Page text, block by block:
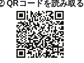
QRコードを読み取る